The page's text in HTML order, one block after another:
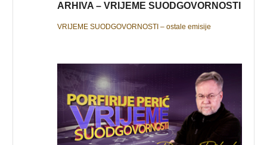
ARHIVA – VRIJEME SUODGOVORNOSTI
VRIJEME SUODGOVORNOSTI – ostale emisije